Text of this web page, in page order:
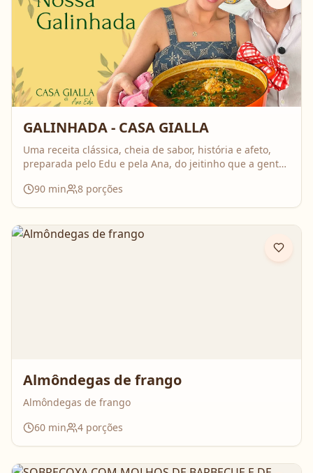
GALINHADA - CASA GIALLA
Uma receita clássica, cheia de sabor, história e afeto,
preparada pelo Edu e pela Ana, do jeitinho que a gente
Nesse vídeo, compartilham o passo a passo completo da
galinhada, com dicas importantes para deixar o frango
perfuma a casa inteira. É daquelas receitas que reúnem
90 min 8 porções
Almôndegas de frango
Almôndegas de frango
60 min 4 porções